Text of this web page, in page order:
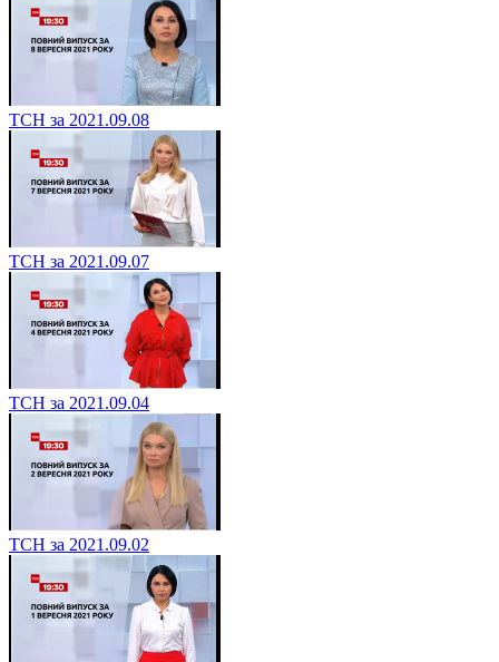
ТСН за 2021.09.08
ТСН за 2021.09.07
ТСН за 2021.09.04
ТСН за 2021.09.02